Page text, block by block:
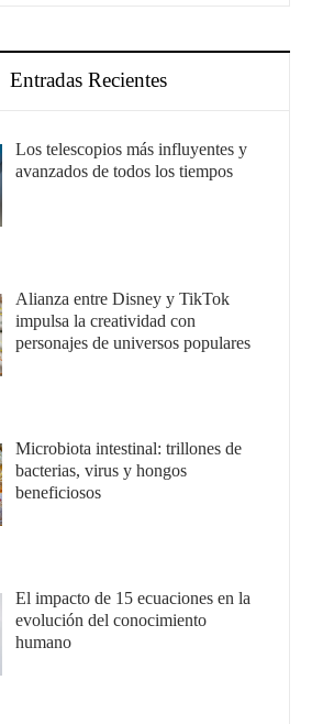
Entradas Recientes
Los telescopios más influyentes y
avanzados de todos los tiempos
Alianza entre Disney y TikTok
impulsa la creatividad con
personajes de universos populares
Microbiota intestinal: trillones de
bacterias, virus y hongos
beneficiosos
El impacto de 15 ecuaciones en la
evolución del conocimiento
humano